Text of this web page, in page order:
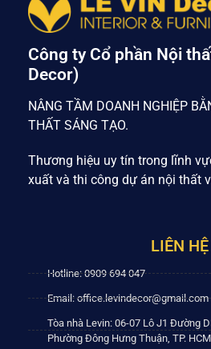
Công ty Cổ phần Nội
Decor)
NÂNG TẦM DOANH NGHIỆP
THẤT SÁNG TẠO.
Thương hiệu uy tín trong lĩnh
xuất và thi công dự án nội thất
LIÊN HỆ
Hotline: 0909 694 047
Email: office.levindecor@gmail.com
Tòa nhà Levin: 06-07 Lô J1 Đường
Phường Đông Hưng Thuận, TP.